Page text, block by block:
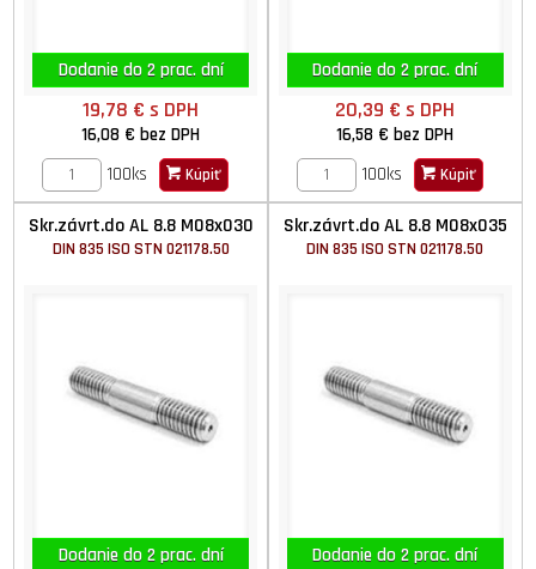
Dodanie do 2 prac. dní
19,78 €s DPH
16,08 €bez DPH
100ks
Kúpiť
Dodanie do 2 prac. dní
20,39 €s DPH
16,58 €bez DPH
100ks
Kúpiť
Skr.závrt.do AL 8.8 M08x030
DIN 835 ISO STN 021178.50
Dodanie do 2 prac. dní
Skr.závrt.do AL 8.8 M08x035
DIN 835 ISO STN 021178.50
Dodanie do 2 prac. dní